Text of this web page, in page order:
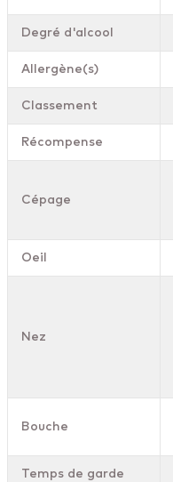
Degré d'alcool
Allergène(s)
Classement
Récompense
Cépage
Oeil
Nez
Bouche
Temps de garde